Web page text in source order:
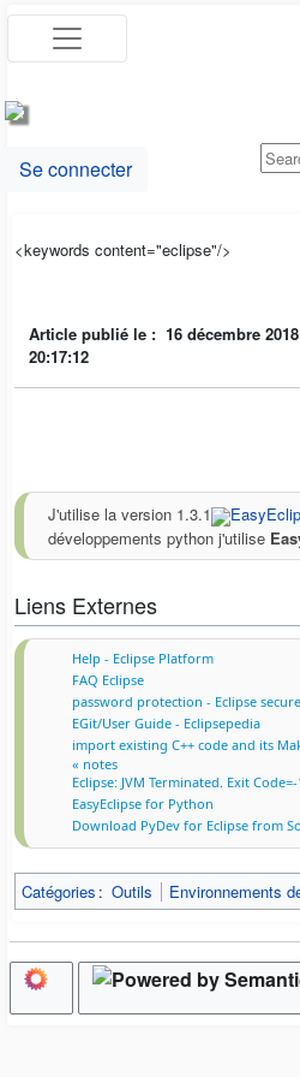
Se connecter
<keywords content="eclipse"/>
Article publié le : 16 décembre 2018
20:17:12
J'utilise la version 1.3.1
développements python j'utilise
Liens Externes
Help - Eclipse Platform
FAQ Eclipse
password protection - Eclipse
EGit/User Guide - Eclipsepedia
import existing C++ code and its
« notes
Eclipse: JVM Terminated. Exit
EasyEclipse for Python
Download PyDev for Eclipse from
Catégories : Outils Environnements